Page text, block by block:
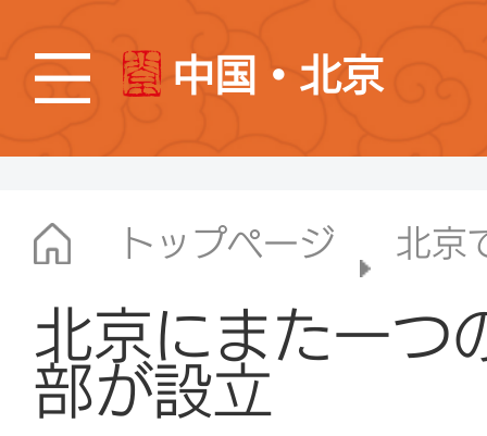
中国・北京
トップページ 北京
北京にまた一つ
部が設立